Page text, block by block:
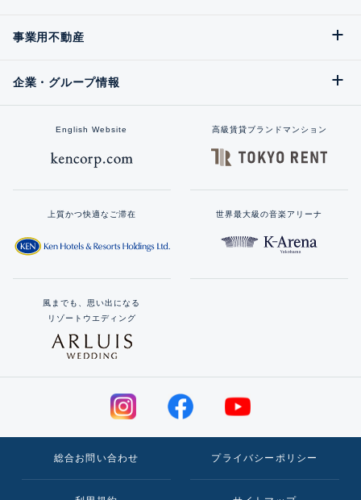
事業用不動産
企業・グループ情報
English Website 高級賃貸ブランドマンション
上質かつ快適なご滞在 世界最大級の音楽アリーナ
風までも、思い出になる
リゾートウエディング
総合お問い合わせ プライバシーポリシー